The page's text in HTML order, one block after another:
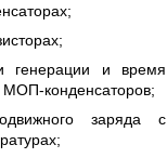
генерации и время
МОП-конденсаторов;
заряда с